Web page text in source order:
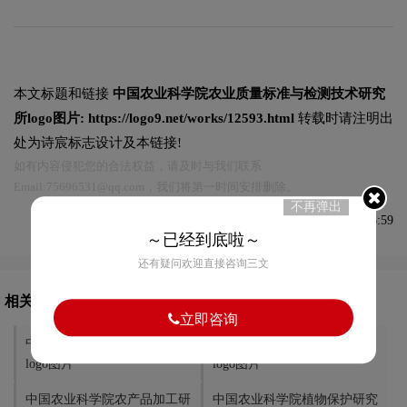
本文标题和链接 中国农业科学院农业质量标准与检测技术研究
所logo图片: https://logo9.net/works/12593.html 转载时请注明出
处为诗宸标志设计及本链接!
发布于2024-05-15 09:48:59
相关文章推荐
中国农业科学院棉花研究所
logo图片
logo图片
中国农业科学院农产品加工研
中国农业科学院植物保护研究
不再弹出
～已经到底啦～
还有疑问欢迎直接咨询三文
立即咨询